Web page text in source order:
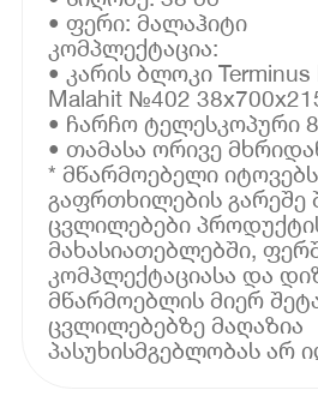
• ფერი: მალაჰიტი
კომპლექტაცია:
• კარის ბლოკი Terminus
Malahit №402
• ჩარჩო ტელესკოპური
• თამასა ორივე
* მწარმოებელი
გაფრთხილების გარეშე
ცვლილებები
მახასიათებლებში,
კომპლექტაციასა და
მწარმოებლის მიერ
ცვლილებებზე მაღაზია
პასუხისმგებლობას არ